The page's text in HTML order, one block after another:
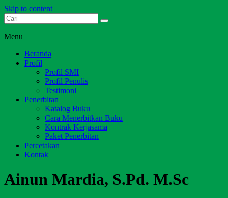
Skip to content
Dari Jambi untuk Indonesia
Menu
Beranda
Profil
Profil SMI
Profil Penulis
Testimoni
Penerbitan
Katalog Buku
Cara Menerbitkan Buku
Kontrak Kerjasama
Paket Penerbitan
Percetakan
Kontak
Ainun Mardia, S.Pd. M.Sc